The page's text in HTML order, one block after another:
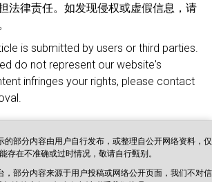
法律责任。如发现侵权或虚假信息，请
is submitted by users or third parties.
do not represent our website's
infringes your rights, please contact
的部分内容由用户自行发布，或整理自公开网络资料，仅
存在不准确或过时情况，敬请自行甄别。
，部分内容来源于用户投稿或网络公开页面，我们不对信